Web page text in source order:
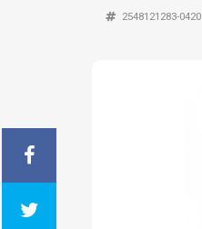
2548121283-0420